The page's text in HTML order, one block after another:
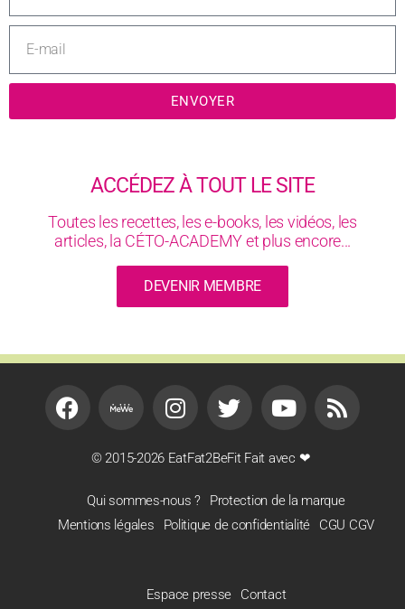
ENVOYER
ACCÉDEZ À TOUT LE SITE
Toutes les recettes, les e-books, les vidéos, les
articles, la CÉTO-ACADEMY et plus encore...
DEVENIR MEMBRE
© 2015-2026 EatFat2BeFit Fait avec ❤
Qui sommes-nous ?
Protection de la marque
Mentions légales
Politique de confidentialité CGU CGV
Espace presse Contact